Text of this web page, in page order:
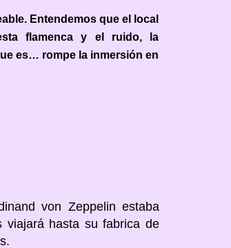
Entendemos que el local
flamenca y el ruido, la
es… rompe la inmersión en
von Zeppelin estaba
viajará hasta su fabrica de